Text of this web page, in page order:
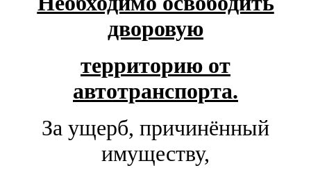
дворовую
территорию от
автотранспорта.
За ущерб, причинённый
имуществу,